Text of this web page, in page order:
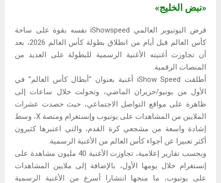
«نبض الخليج»
فرض اليوتيوبر العالمي iShowspeed نفسه بقوة على ساحة
كأس العالم قبل أيام من انطلاق بطولة كأس العالم 2026، بعد
أن تجاوزت أغنيته الأغنية الرسمية للبطولة على العديد من
المنصات الرقمية.
أطلقت iShow Speed ​​أغنية بعنوان “أبطال كأس العالم” في
الأول من يونيو/حزيران الماضي، وتحولت خلال ساعات إلى
ظاهرة على مواقع التواصل الاجتماعي، حيث حصدت عشرات
الملايين من المشاهدات على يوتيوب وإنستغرام ومنصة X، وسط
إشادة واسعة من مشجعي كرة القدم، والتي اعتبرها كثيرون
أكثر تعبيرا عن أجواء كأس العالم من الأغنية الرسمية.
وبحسب تقارير إعلامية، تجاوزت الأغنية 40 مليون مشاهدة على
إنستغرام خلال يومها الأول، بالإضافة إلى ملايين المشاهدات
على يوتيوب، ما منحها انتشارا أسرع من الأغنية الرسمية